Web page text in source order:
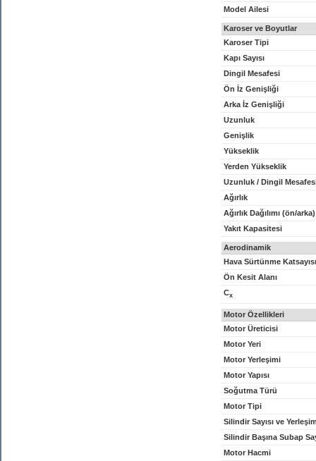
Model Ailesi
Karoser ve Boyutlar
Karoser Tipi
Kapı Sayısı
Dingil Mesafesi
Ön İz Genişliği
Arka İz Genişliği
Uzunluk
Genişlik
Yükseklik
Yerden Yükseklik
Uzunluk / Dingil
Ağırlık
Ağırlık Dağılımı (ön/arka)
Yakıt Kapasitesi
Aerodinamik
Hava Sürtünme Katsayısı
Ön Kesit Alanı
Cx
Motor Özellikleri
Motor Üreticisi
Motor Yeri
Motor Yerleşimi
Motor Yapısı
Soğutma Türü
Motor Tipi
Silindir Sayısı ve
Silindir Başına Subap
Motor Hacmi